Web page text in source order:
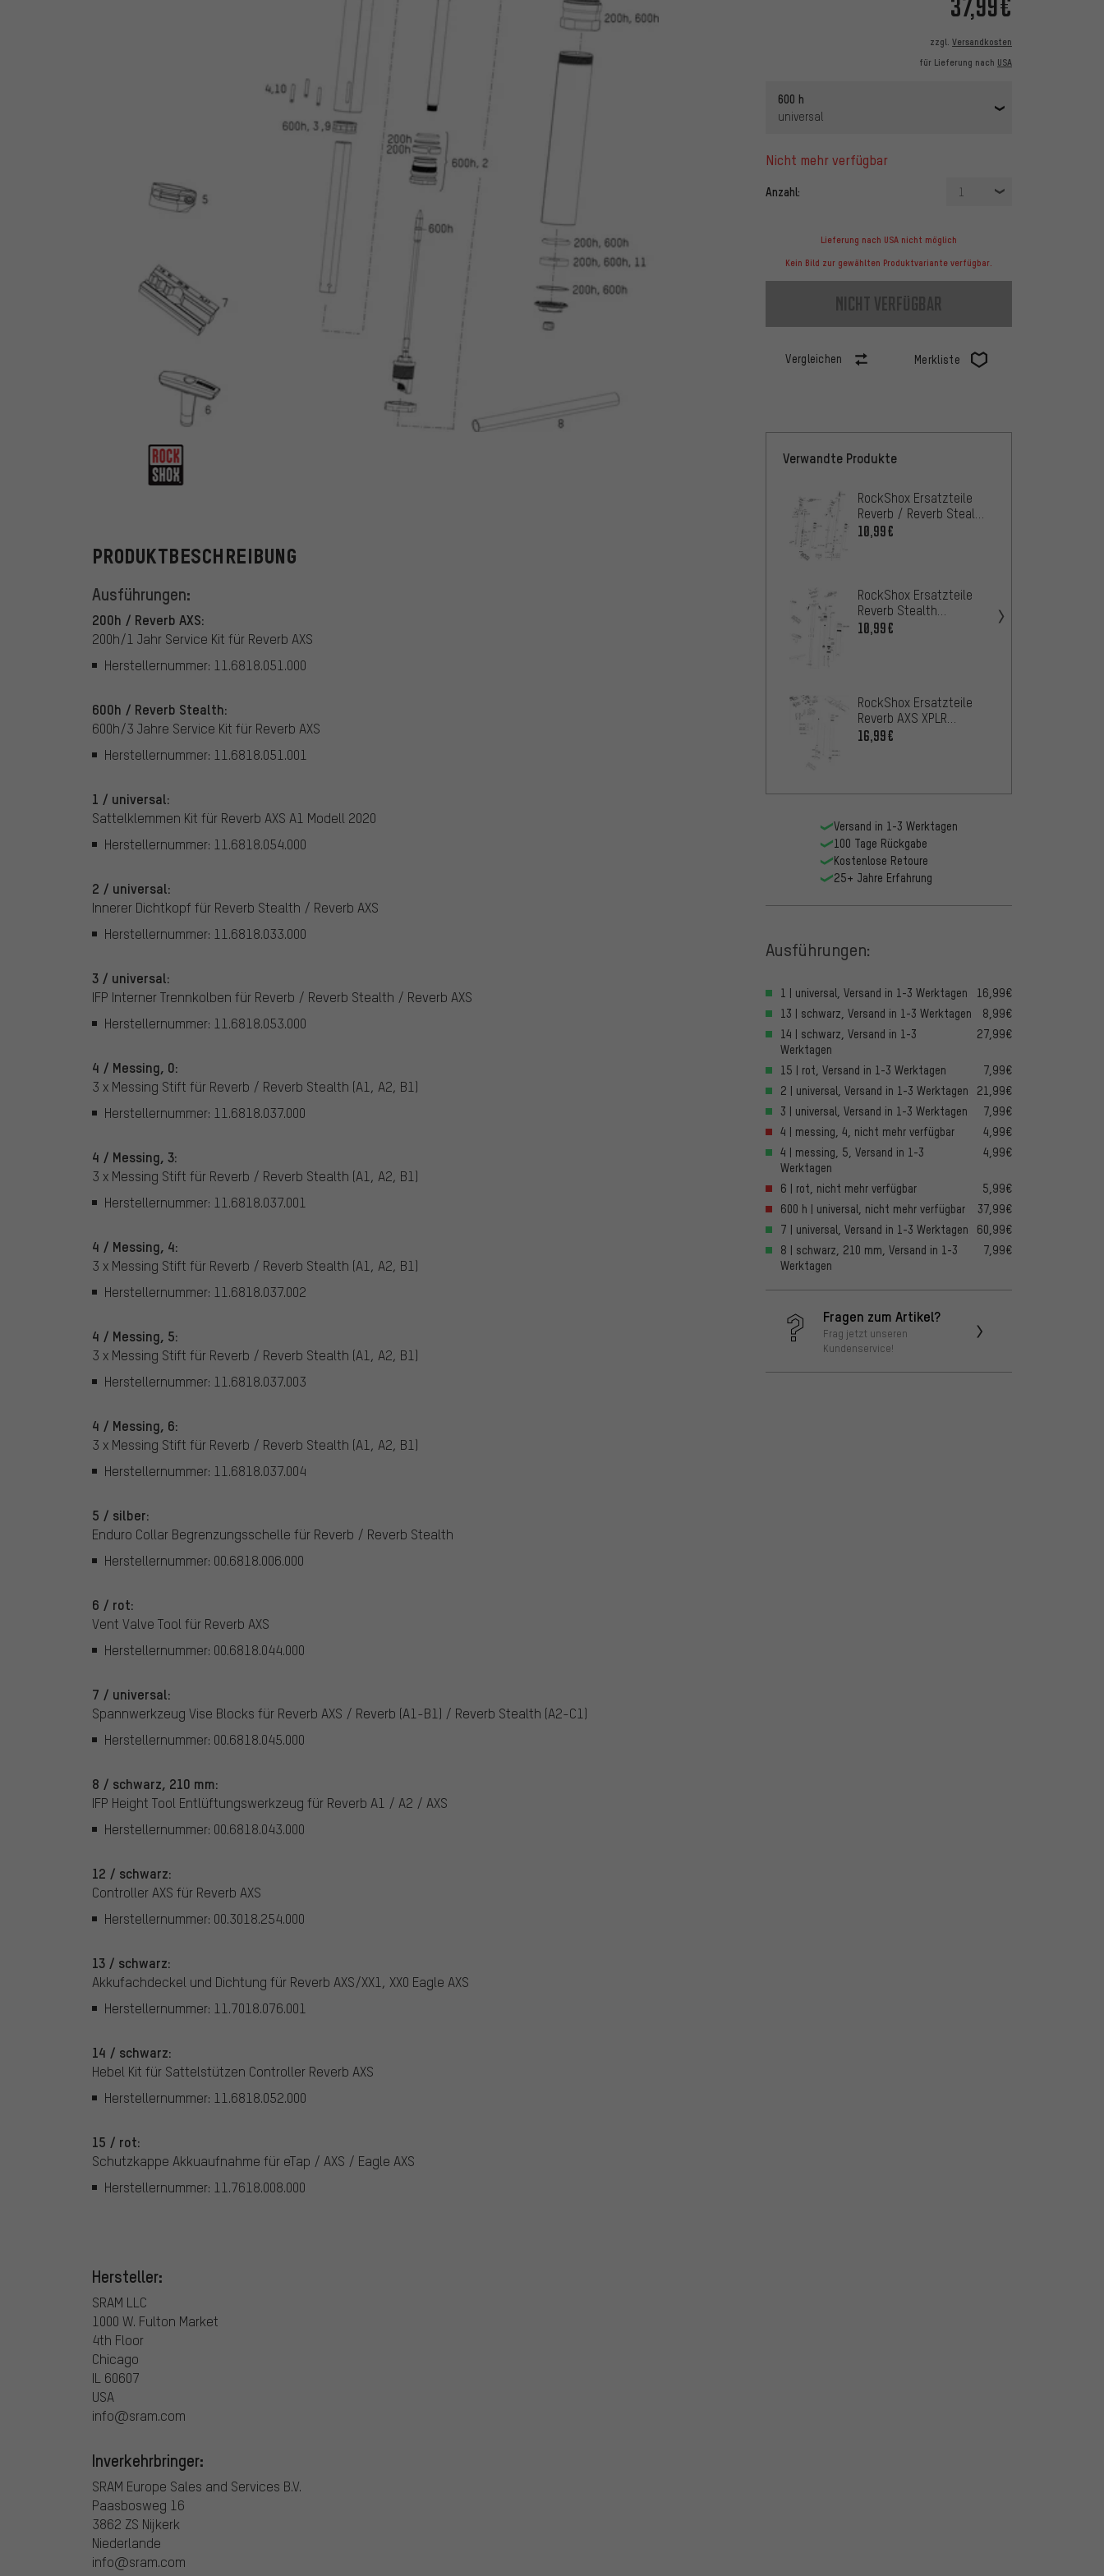
zzgl. Versandkosten
für Lieferung nach USA
600 h
universal
nicht mehr verfügbar
Anzahl: 1
Lieferung nach USA nicht möglich
Kein Bild zur gewählten Produktvariante verfügbar.
nicht verfügbar
Vergleichen Merkliste
PRODUKTBESCHREIBUNG
Ausführungen:
200h / Reverb AXS:
200h/1 Jahr Service Kit für Reverb AXS
Herstellernummer: 11.6818.051.000
600h / Reverb Stealth:
600h/3 Jahre Service Kit für Reverb AXS
Herstellernummer: 11.6818.051.001
1 / universal:
Sattelklemmen Kit für Reverb AXS A1 Modell 2020
Herstellernummer: 11.6818.054.000
2 / universal:
Innerer Dichtkopf für Reverb Stealth / Reverb AXS
Herstellernummer: 11.6818.033.000
3 / universal:
IFP Interner Trennkolben für Reverb / Reverb Stealth / Reverb AXS
Herstellernummer: 11.6818.053.000
4 / Messing, 0:
3 x Messing Stift für Reverb / Reverb Stealth (A1, A2, B1)
Herstellernummer: 11.6818.037.000
4 / Messing, 3:
3 x Messing Stift für Reverb / Reverb Stealth (A1, A2, B1)
Herstellernummer: 11.6818.037.001
4 / Messing, 4:
3 x Messing Stift für Reverb / Reverb Stealth (A1, A2, B1)
Herstellernummer: 11.6818.037.002
4 / Messing, 5:
3 x Messing Stift für Reverb / Reverb Stealth (A1, A2, B1)
Herstellernummer: 11.6818.037.003
4 / Messing, 6:
3 x Messing Stift für Reverb / Reverb Stealth (A1, A2, B1)
Herstellernummer: 11.6818.037.004
5 / silber:
Enduro Collar Begrenzungsschelle für Reverb / Reverb Stealth
Herstellernummer: 00.6818.006.000
6 / rot:
Vent Valve Tool für Reverb AXS
Herstellernummer: 00.6818.044.000
7 / universal:
Spannwerkzeug Vise Blocks für Reverb AXS / Reverb (A1-B1) / Reverb Stealth (A2-C1)
Herstellernummer: 00.6818.045.000
8 / schwarz, 210 mm:
IFP Height Tool Entlüftungswerkzeug für Reverb A1 / A2 / AXS
Herstellernummer: 00.6818.043.000
12 / schwarz:
Controller AXS für Reverb AXS
Herstellernummer: 00.3018.254.000
13 / schwarz:
Akkufachdeckel und Dichtung für Reverb AXS/XX1, XX0 Eagle AXS
Herstellernummer: 11.7018.076.001
14 / schwarz:
Hebel Kit für Sattelstützen Controller Reverb AXS
Herstellernummer: 11.6818.052.000
15 / rot:
Schutzkappe Akkuaufnahme für eTap / AXS / Eagle AXS
Herstellernummer: 11.7618.008.000
Hersteller:
SRAM LLC
1000 W. Fulton Market
4th Floor
Chicago
IL 60607
USA
info@sram.com
Inverkehrbringer:
SRAM Europe Sales and Services B.V.
Paasbosweg 16
3862 ZS Nijkerk
Niederlande
info@sram.com
Verwandte Produkte
RockShox Ersatzteile
Reverb / Reverb Stealth
Sattelstütze (A1-A2 /
10,99€
RockShox Ersatzteile
Reverb Stealth
Sattelstütze (C1 /
10,99€
RockShox Ersatzteile
Reverb AXS XPLR
Sattelstütze (A1 /
16,99€
Versand in 1-3 Werktagen
100 Tage Rückgabe
Kostenlose Retoure
25+ Jahre Erfahrung
Ausführungen:
1 | universal, Versand in 1-3 Werktagen
16,99€
13 | schwarz, Versand in 1-3 Werktagen
8,99€
14 | schwarz, Versand in 1-3
Werktagen
27,99€
15 | rot, Versand in 1-3 Werktagen
7,99€
2 | universal, Versand in 1-3 Werktagen
21,99€
3 | universal, Versand in 1-3 Werktagen
7,99€
4 | messing, 4, nicht mehr verfügbar
4,99€
4 | messing, 5, Versand in 1-3
Werktagen
4,99€
6 | rot, nicht mehr verfügbar
5,99€
600 h | universal, nicht mehr verfügbar
37,99€
7 | universal, Versand in 1-3 Werktagen
60,99€
8 | schwarz, 210 mm, Versand in 1-3
Werktagen
7,99€
Fragen zum Artikel?
Frag jetzt unseren
Kundenservice!